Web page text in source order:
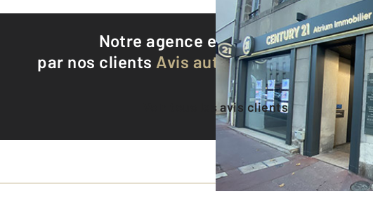
Notre agence est notée9,4/10
par nos clients Avis authentifiés par
Voir tous les avis clients